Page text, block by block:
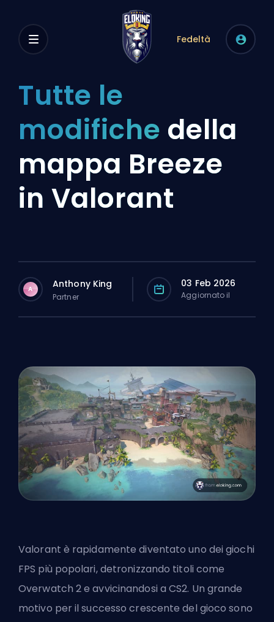
Fedeltà
Tutte le
modifiche della
mappa Breeze
in Valorant
A Anthony King
Partner
03 Feb 2026
Aggiornato il
Valorant è rapidamente diventato uno dei giochi
FPS più popolari, detronizzando titoli come
Overwatch 2 e avvicinandosi a CS2. Un grande
motivo per il successo crescente del gioco sono